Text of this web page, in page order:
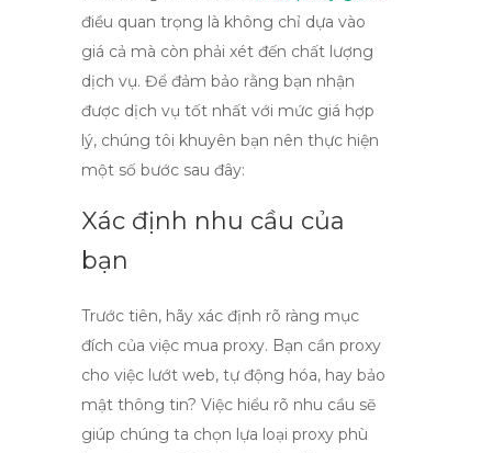
điều quan trọng là không chỉ dựa vào
giá cả mà còn phải xét đến chất lượng
dịch vụ. Để đảm bảo rằng bạn nhận
được dịch vụ tốt nhất với mức giá hợp
lý, chúng tôi khuyên bạn nên thực hiện
một số bước sau đây:
Xác định nhu cầu của
bạn
Trước tiên, hãy xác định rõ ràng mục
đích của việc mua proxy. Bạn cần proxy
cho việc lướt web, tự động hóa, hay bảo
mật thông tin? Việc hiểu rõ nhu cầu sẽ
giúp chúng ta chọn lựa loại proxy phù